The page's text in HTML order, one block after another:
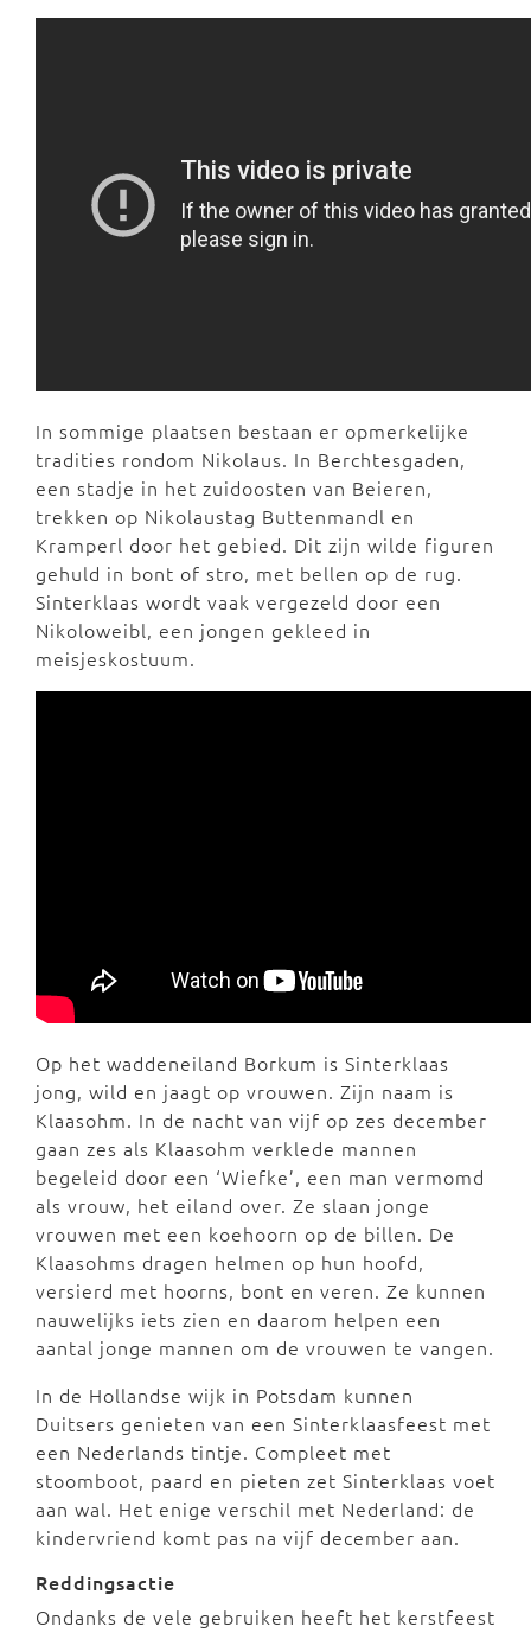
In sommige plaatsen bestaan er opmerkelijke
tradities rondom Nikolaus. In Berchtesgaden,
een stadje in het zuidoosten van Beieren,
trekken op Nikolaustag Buttenmandl en
Kramperl door het gebied. Dit zijn wilde figuren
gehuld in bont of stro, met bellen op de rug.
Sinterklaas wordt vaak vergezeld door een
Nikoloweibl, een jongen gekleed in
meisjeskostuum.
Op het waddeneiland Borkum is Sinterklaas
jong, wild en jaagt op vrouwen. Zijn naam is
Klaasohm. In de nacht van vijf op zes december
gaan zes als Klaasohm verklede mannen
begeleid door een ‘Wiefke’, een man vermomd
als vrouw, het eiland over. Ze slaan jonge
vrouwen met een koehoorn op de billen. De
Klaasohms dragen helmen op hun hoofd,
versierd met hoorns, bont en veren. Ze kunnen
nauwelijks iets zien en daarom helpen een
aantal jonge mannen om de vrouwen te vangen.
In de Hollandse wijk in Potsdam kunnen
Duitsers genieten van een Sinterklaasfeest met
een Nederlands tintje. Compleet met
stoomboot, paard en pieten zet Sinterklaas voet
aan wal. Het enige verschil met Nederland: de
kindervriend komt pas na vijf december aan.
Reddingsactie
Ondanks de vele gebruiken heeft het kerstfeest